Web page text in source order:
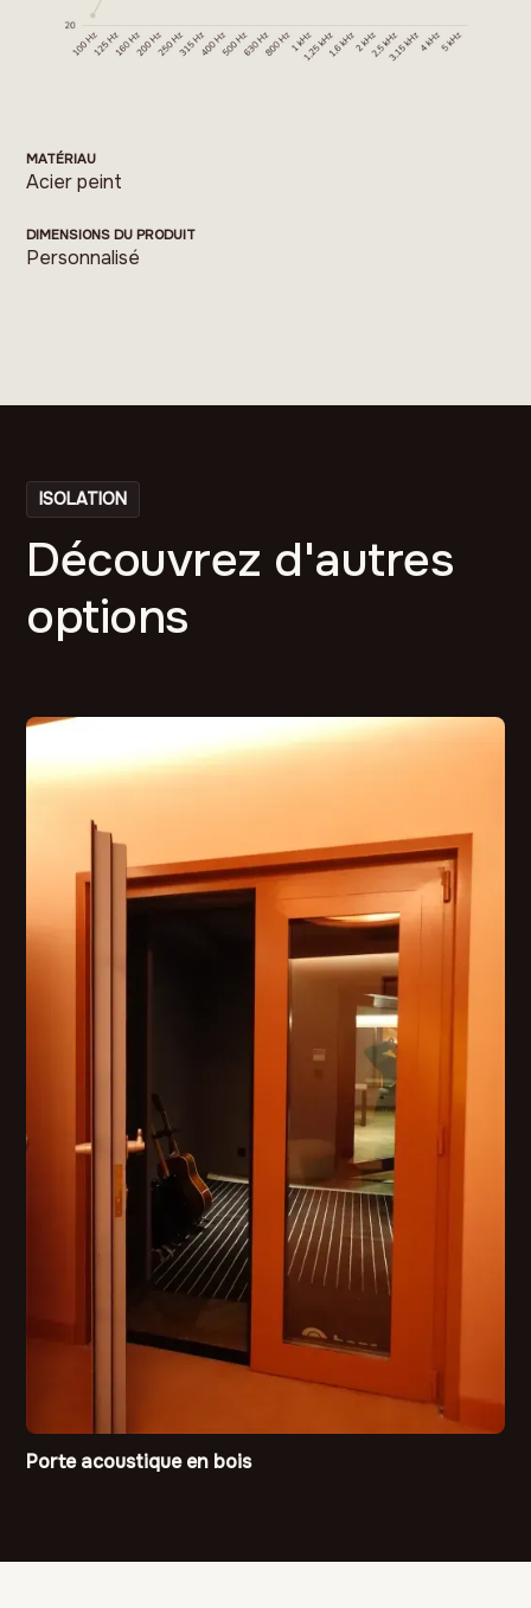
MATÉRIAU
Acier peint
DIMENSIONS DU PRODUIT
Personnalisé
ISOLATION
Découvrez d'autres
options
Porte acoustique en bois